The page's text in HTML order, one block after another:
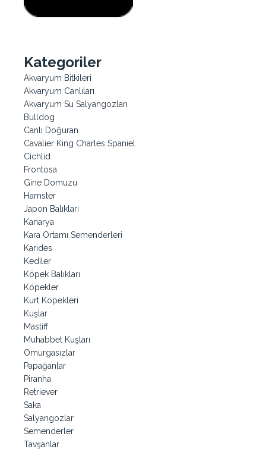
Kategoriler
Akvaryum Bitkileri
Akvaryum Canlıları
Akvaryum Su Salyangozları
Bulldog
Canlı Doğuran
Cavalier King Charles Spaniel
Cichlid
Frontosa
Gine Domuzu
Hamster
Japon Balıkları
Kanarya
Kara Ortamı Semenderleri
Karides
Kediler
Köpek Balıkları
Köpekler
Kurt Köpekleri
Kuşlar
Mastiff
Muhabbet Kuşları
Omurgasızlar
Papağanlar
Piranha
Retriever
Saka
Salyangozlar
Semenderler
Tavşanlar